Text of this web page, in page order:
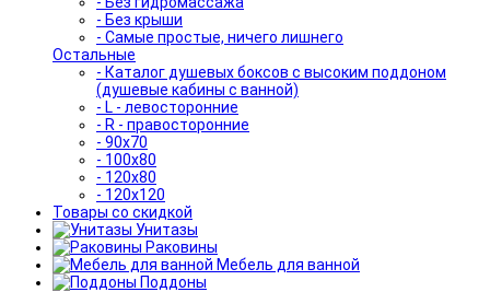
- Без крыши
- Самые простые, ничего лишнего
Остальные
- Каталог душевых боксов с высоким поддоном
(душевые кабины с ванной)
- L - левосторонние
- R - правосторонние
- 90x70
- 100x80
- 120x80
- 120x120
Товары со скидкой
Унитазы
Раковины
Мебель для ванной
Поддоны